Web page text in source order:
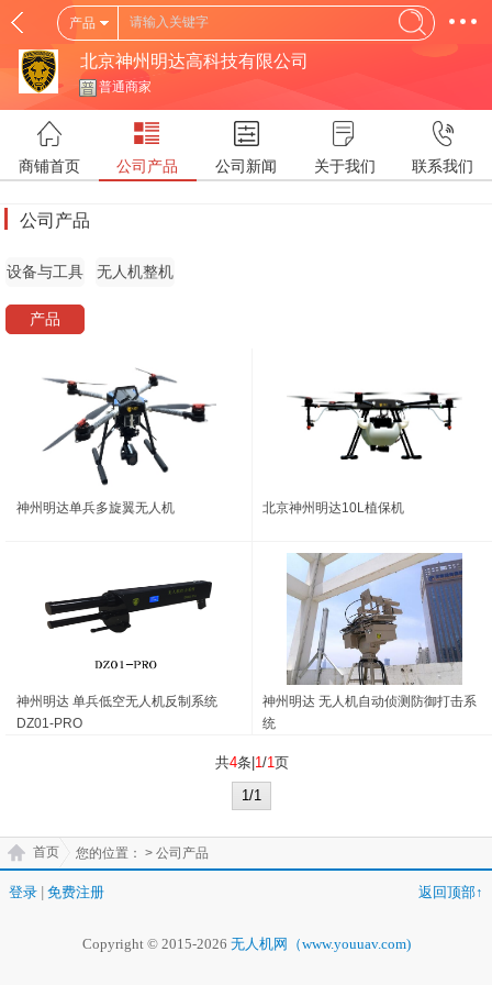
产品
北京神州明达高科技有限公司
普通商家
商铺首页 公司产品 公司新闻 关于我们 联系我们
公司产品
设备与工具 无人机整机
产品
神州明达单兵多旋翼无人机 北京神州明达10L植保机
神州明达 单兵低空无人机反制系统
DZ01-PRO
神州明达 无人机自动侦测防御打击系
统
共4条| 1/1页
1/1
您的位置：
首页 > 公司产品
登录 免费注册 返回顶部↑
Copyright © 2015-2026 无人机网（www.youuav.com)